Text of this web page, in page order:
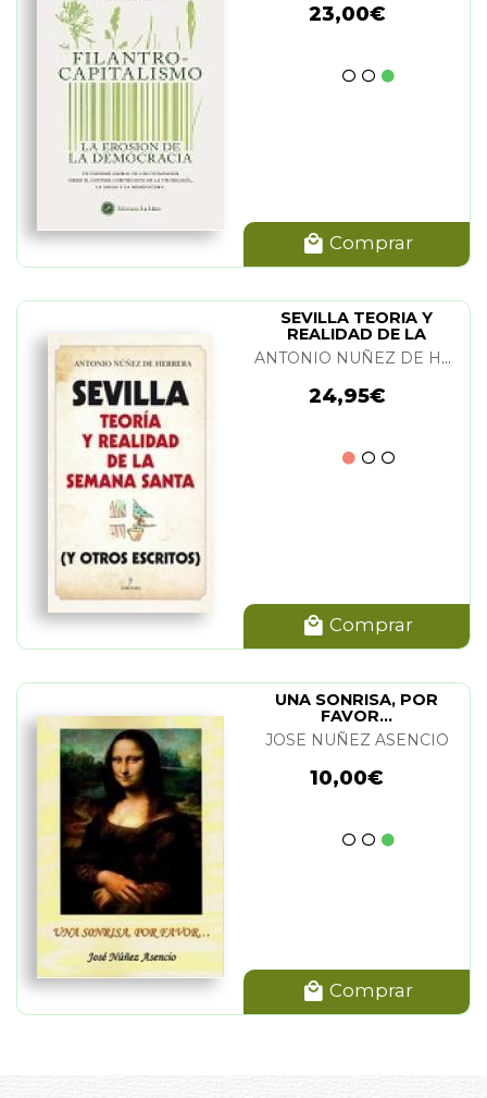
23,00€
Comprar
SEVILLA TEORIA Y
REALIDAD DE LA
SEMANA SANTA
ANTONIO NUÑEZ DE HERRERA
24,95€
Comprar
UNA SONRISA, POR
FAVOR...
JOSE NUÑEZ ASENCIO
10,00€
Comprar